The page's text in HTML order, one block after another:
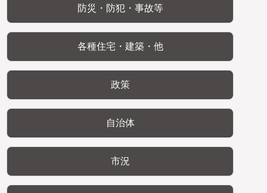
防災・防犯・事故等
各種住宅・建築・他
政策
自治体
市況